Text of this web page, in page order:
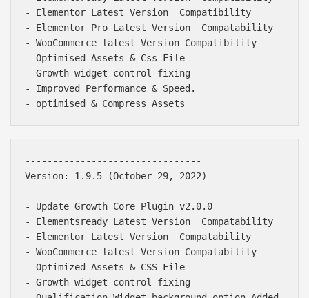
- Elementor Latest Version  Compatibility
- Elementor Pro Latest Version  Compatability
- WooCommerce latest Version Compatibility
- Optimised Assets & Css File
- Growth widget control fixing
- Improved Performance & Speed.
--------------------------------
Version: 1.9.5 (October 29, 2022)
-------------------------------------
- Update Growth Core Plugin v2.0.0
- Elementsready Latest Version  Compatability
- Elementor Latest Version  Compatability
- WooCommerce latest Version Compatability
- Optimized Assets & CSS File
- Growth widget control fixing